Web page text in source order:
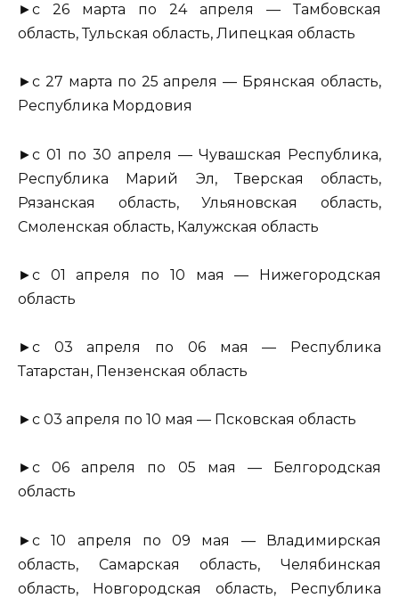
►с 26 марта по 24 апреля — Тамбовская
область, Тульская область, Липецкая область
►с 27 марта по 25 апреля — Брянская область,
Республика Мордовия
►с 01 по 30 апреля — Чувашская Республика,
Республика Марий Эл, Тверская область,
Рязанская область, Ульяновская область,
Смоленская область, Калужская область
►с 01 апреля по 10 мая — Нижегородская
область
►с 03 апреля по 06 мая — Республика
Татарстан, Пензенская область
►с 03 апреля по 10 мая — Псковская область
►с 06 апреля по 05 мая — Белгородская
область
►с 10 апреля по 09 мая — Владимирская
область, Самарская область, Челябинская
область, Новгородская область, Республика